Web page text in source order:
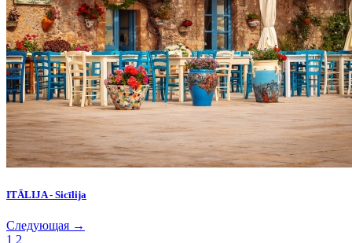
ITĀLIJA - Sicīlija
Следующая →
1 2